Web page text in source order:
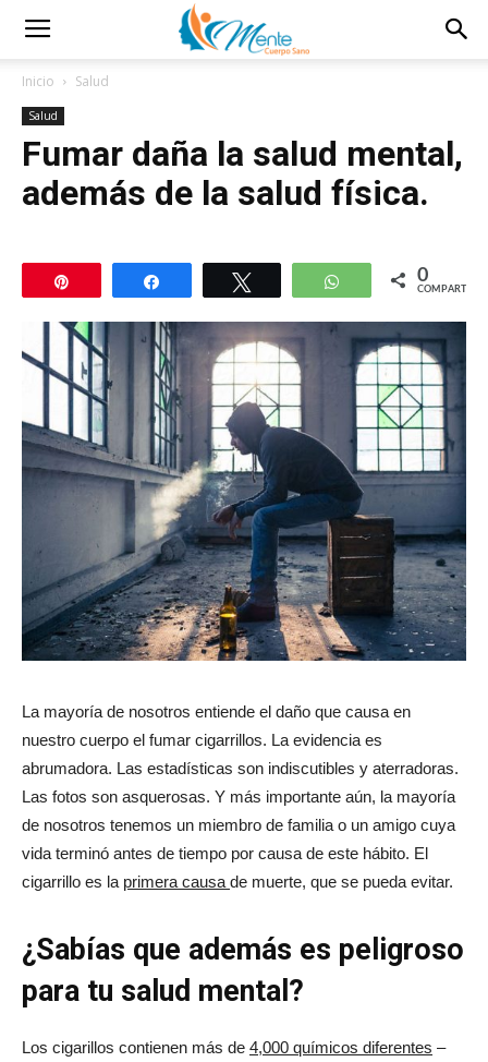
Inicio Salud
Salud
Fumar daña la salud mental,
además de la salud física.
Compartir WhatsApp
0
COMPARTIR
La mayoría de nosotros entiende el daño que causa en
nuestro cuerpo el fumar cigarrillos. La evidencia es
abrumadora. Las estadísticas son indiscutibles y aterradoras.
Las fotos son asquerosas. Y más importante aún, la mayoría
de nosotros tenemos un miembro de familia o un amigo cuya
vida terminó antes de tiempo por causa de este hábito. El
cigarrillo es la primera causa de muerte, que se pueda evitar.
¿Sabías que además es peligroso
para tu salud mental?
Los cigarillos contienen más de 4,000 químicos diferentes –